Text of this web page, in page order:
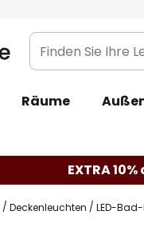
Finden
Sie
Leuchte...
Räume
EXTRA
Deckenleuchten LED-Bad-